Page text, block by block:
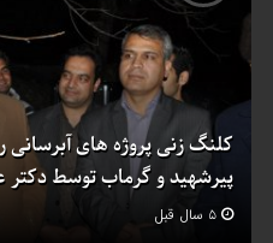
کلنگ زنی پروژه های آبرسانی
پیرشهید و گرماب توسط دکتر
۵ سال قبل